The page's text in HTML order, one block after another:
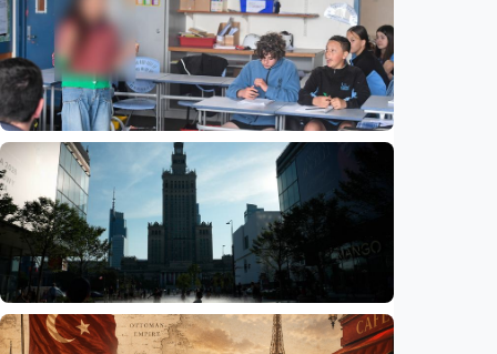
Beijing jadi ibu kota arsitektur dunia
UNESCO-UIA 2029. Apa alasannya?
Indonesia•06 Aug 2026
Humaniora
Sekolah di Selandia Baru tambah mata
pelajaran berbasis industri, dari AI hingga
pariwisata
Indonesia •06 Aug 2026
Humaniora